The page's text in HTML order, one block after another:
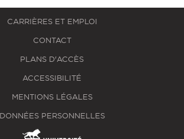
CARRIÈRES ET EMPLOI
CONTACT
PLANS D'ACCÈS
ACCESSIBILITÉ
MENTIONS LÉGALES
DONNÉES PERSONNELLES